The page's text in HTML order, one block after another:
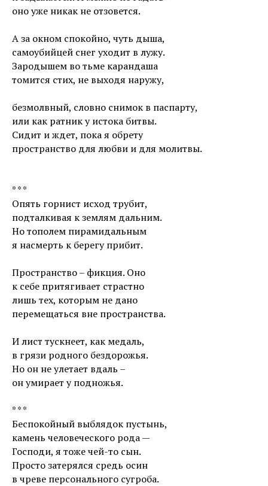
оно уже никак не отзовется.
А за окном спокойно, чуть дыша,
самоубийцей снег уходит в лужу.
Зародышем во тьме карандаша
томится стих, не выходя наружу,
безмолвный, словно снимок в паспарту,
или как ратник у истока битвы.
Сидит и ждет, пока я обрету
пространство для любви и для молитвы.
* * *
Опять горнист исход трубит,
подталкивая к землям дальним.
Но тополем пирамидальным
я насмерть к берегу прибит.
Пространство – фикция. Оно
к себе притягивает страстно
лишь тех, которым не дано
перемещаться вне пространства.
И лист тускнеет, как медаль,
в грязи родного бездорожья.
Но он не улетает вдаль –
он умирает у подножья.
* * *
Беспокойный выблядок пустынь,
камень человеческого рода —
Господи, я тоже чей-то сын.
Просто затерялся средь осин
в чреве персонального сугроба.